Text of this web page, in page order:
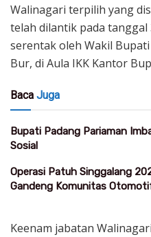
Walinagari terpilih yang
telah dilantik pada tanggal
serentak oleh Wakil
Bur, di Aula IKK Kantor
Baca Juga
Bupati Padang Pariaman
Sosial
Operasi Patuh Singgalang
Gandeng Komunitas
Keenam jabatan